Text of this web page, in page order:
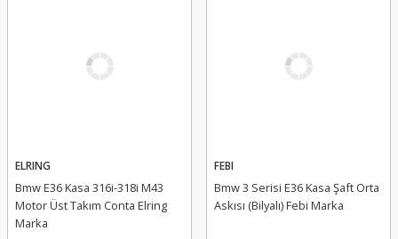
ELRING
Bmw E36 Kasa 316i-318i M43
Motor Üst Takım Conta Elring
Marka
FEBI
Bmw 3 Serisi E36 Kasa Şaft Orta
Askısı (Bilyalı) Febi Marka